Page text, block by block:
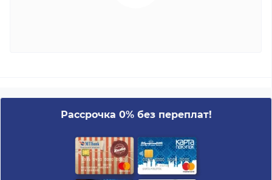
Рассрочка 0% без переплат!